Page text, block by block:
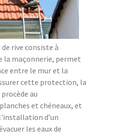
rive consiste à
la maçonnerie, permet
entre le mur et la
cette protection, la
au
et chéneaux, et
d’un
les eaux de